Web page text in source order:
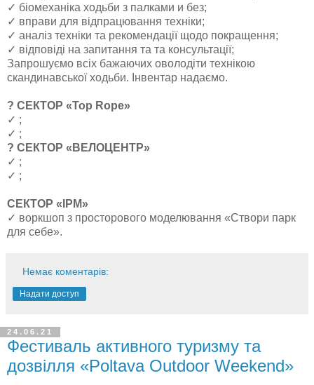
✓ біомеханіка ходьби з палками и без;
✓ вправи для відпрацювання техніки;
✓ аналіз техніки та рекомендації щодо покращення;
✓ відповіді на запитання та та консультації;
Запрошуємо всіх бажаючих оволодіти технікою
скандинавської ходьби. Інвентар надаємо.
? СЕКТОР «Top Rope»
✓ ;
✓ ;
? СЕКТОР «ВЕЛОЦЕНТР»
✓ ;
✓ ;
СЕКТОР «ІРМ»
✓ воркшоп з просторового моделювання «Створи парк
для себе».
Немає коментарів:
Надати доступ
24.06.21
Фестиваль активного туризму та
дозвілля «Poltava Outdoor Weekend»